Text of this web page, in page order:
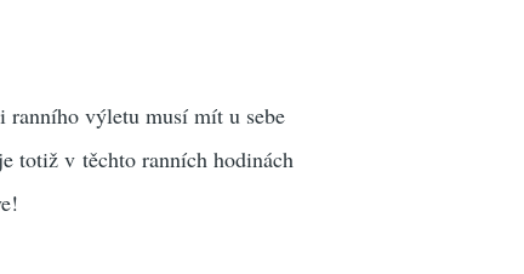
ranního výletu musí mít u sebe
totiž v těchto ranních hodinách